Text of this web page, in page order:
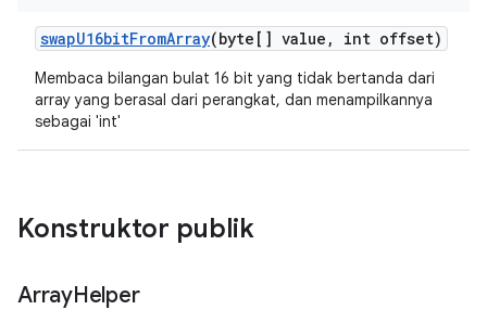
swapU16bitFromArray(byte[] value , int offset)
Membaca bilangan bulat 16 bit yang tidak bertanda dari
array yang berasal dari perangkat, dan menampilkannya
sebagai 'int'
Konstruktor publik
ArrayHelper